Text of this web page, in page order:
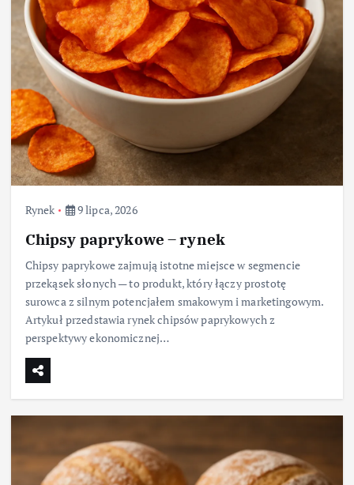
Rynek 9 lipca, 2026
Chipsy paprykowe – rynek
Chipsy paprykowe zajmują istotne miejsce w segmencie
przekąsek słonych — to produkt, który łączy prostotę
surowca z silnym potencjałem smakowym i marketingowym.
Artykuł przedstawia rynek chipsów paprykowych z
perspektywy ekonomicznej…